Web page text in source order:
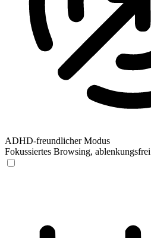
ADHD-freundlicher Modus
Fokussiertes Browsing, ablenkungsfrei